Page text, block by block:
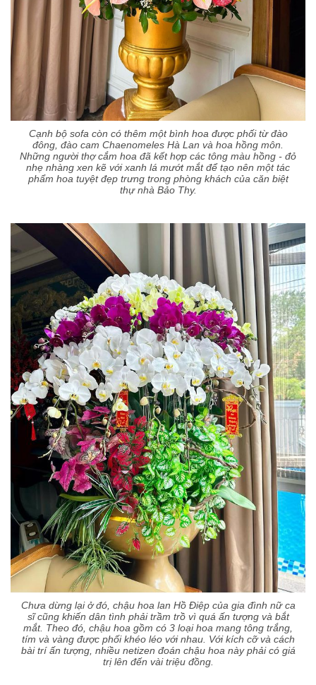
Cạnh bộ sofa còn có thêm một bình hoa được phối từ đào
đông, đào cam Chaenomeles Hà Lan và hoa hồng môn.
Những người thợ cắm hoa đã kết hợp các tông màu hồng - đỏ
nhẹ nhàng xen kẽ với xanh lá mướt mắt để tạo nên một tác
phẩm hoa tuyệt đẹp trưng trong phòng khách của căn biệt
thự nhà Bảo Thy.
Chưa dừng lại ở đó, chậu hoa lan Hồ Điệp của gia đình nữ ca
sĩ cũng khiến dân tình phải trầm trồ vì quá ấn tượng và bắt
mắt. Theo đó, chậu hoa gồm có 3 loại hoa mang tông trắng,
tím và vàng được phối khéo léo với nhau. Với kích cỡ và cách
bài trí ấn tượng, nhiều netizen đoán chậu hoa này phải có giá
trị lên đến vài triệu đồng.